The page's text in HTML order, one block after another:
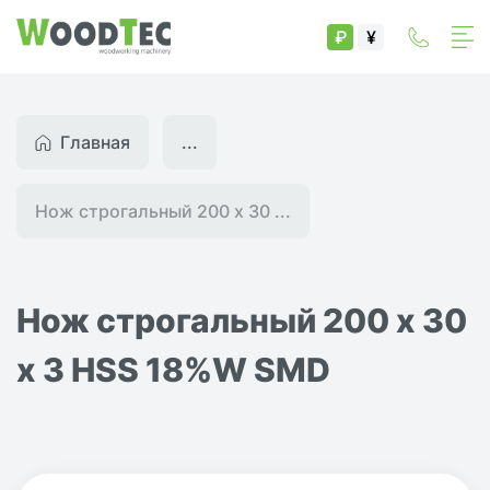
₽ ¥
Главная
Нож строгальный 200 х 30 ...
...
Нож строгальный 200 х 30
х 3 HSS 18%W SMD